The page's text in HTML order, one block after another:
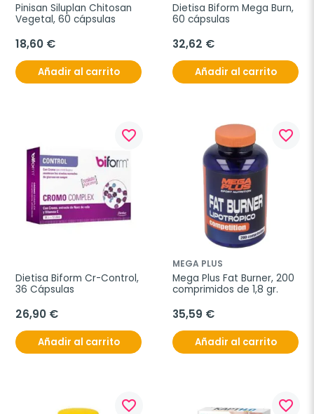
Pinisan Siluplan Chitosan
Vegetal, 60 cápsulas
18,60 €
Añadir al carrito
Dietisa Biform Mega Burn,
60 cápsulas
32,62 €
Añadir al carrito
favorite_border
Dietisa Biform Cr-Control,
36 Cápsulas
26,90 €
Añadir al carrito
favorite_border
MEGA PLUS
Mega Plus Fat Burner, 200
comprimidos de 1,8 gr.
35,59 €
Añadir al carrito
favorite_border favorite_border